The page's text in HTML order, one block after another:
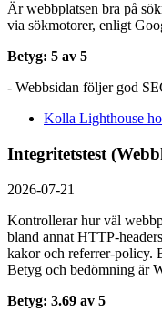
Är webbplatsen bra på
via sökmotorer, enligt
Betyg: 5 av 5
- Webbsidan följer god
Kolla Lighthouse
Integritetstest
2026-07-21
Kontrollerar hur väl
bland annat HTTP-
kakor och referrer-policy.
Betyg och bedömning är
Betyg: 3.69 av 5